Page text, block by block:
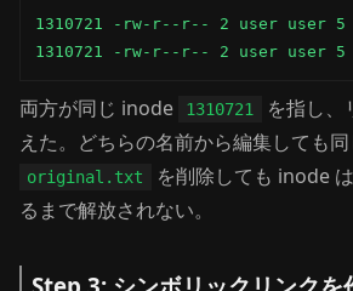
1310721 -rw-r--r-- 2 user user
1310721 -rw-r--r-- 2 user user
両方が同じ inode 1310721 を指し、
えた。どちらの名前から編集しても同
original.txt
を削除しても inode
るまで解放されない。